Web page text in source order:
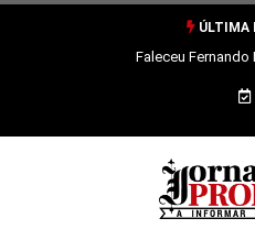
ÚLTIMA
Faleceu